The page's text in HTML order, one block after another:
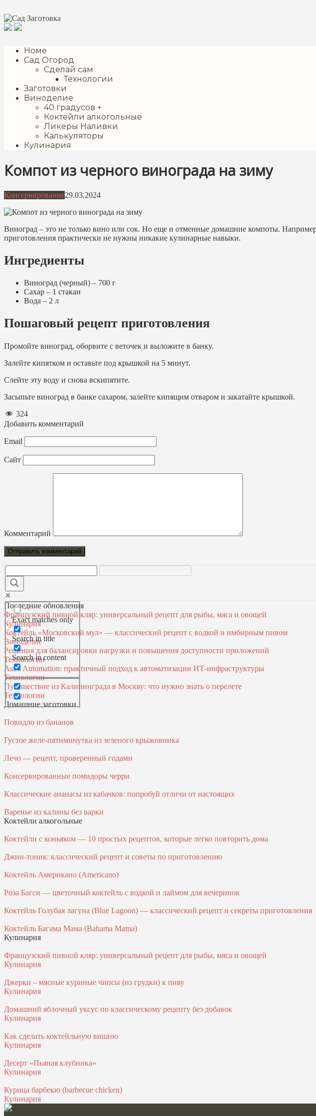
к
контенту
Номе
Сад Огород
Сделай сам
Технологии
Заготовки
Виноделие
40 градусов +
Коктейли алкогольные
Ликеры Наливки
Калькуляторы
Кулинария
Компот из черного винограда на зиму
Консервирование29.03.2024
Виноград – это не только вино или сок. Но еще и отменные домашние компоты.
приготовления практически не нужны никакие кулинарные навыки.
Ингредиенты
Виноград (черный) – 700 г
Сахар – 1 стакан
Вода – 2 л
Пошаговый рецепт приготовления
Промойте виноград, оборвите с веточек и выложите в банку.
Залейте кипятком и оставьте под крышкой на 5 минут.
Слейте эту воду и снова вскипятите.
Засыпьте виноград в банке сахаром, залейте кипящим отваром и закатайте крышкой.
324
Добавить комментарий
Email
Сайт
Комментарий
Exact matches only
Search in title
Search in content
Последние обновления
Французский пивной кляр: универсальный рецепт для рыбы, мяса и овощей
Кулинария
Коктейль «Московский мул» — классический рецепт с водкой и имбирным пивом
Виноделие
Решения для балансировки нагрузки и повышения доступности приложений
Технологии
Astra Automation: практичный подход к автоматизации ИТ‑инфраструктуры
Технологии
Путешествие из Калининграда в Москву: что нужно знать о перелете
Технологии
Домашние заготовки
Повидло из бананов
Густое желе-пятиминутка из зеленого крыжовника
Лечо — рецепт, проверенный годами
Консервированные помидоры черри
Классические ананасы из кабачков: попробуй отличи от настоящих
Варенье из калины без варки
Коктейли алкогольные
Коктейли с коньяком — 10 простых рецептов, которые легко повторить дома
Джин-тоник: классический рецепт и советы по приготовлению
Коктейль Американо (Americano)
Роза Багси — цветочный коктейль с водкой и лаймом для вечеринок
Коктейль Голубая лагуна (Blue Lagoon) — классический рецепт и секреты приготовления
Коктейль Багама Мама (Bahama Mama)
Кулинария
Французский пивной кляр: универсальный рецепт для рыбы, мяса и овощей
Кулинария
Джерки – мясные куриные чипсы (из грудки) к пиву
Кулинария
Домашний яблочный уксус по классическому рецепту без добавок
Кулинария
Как сделать коктейльную вишню
Кулинария
Десерт «Пьяная клубника»
Кулинария
Курица барбекю (barbecue chicken)
Кулинария